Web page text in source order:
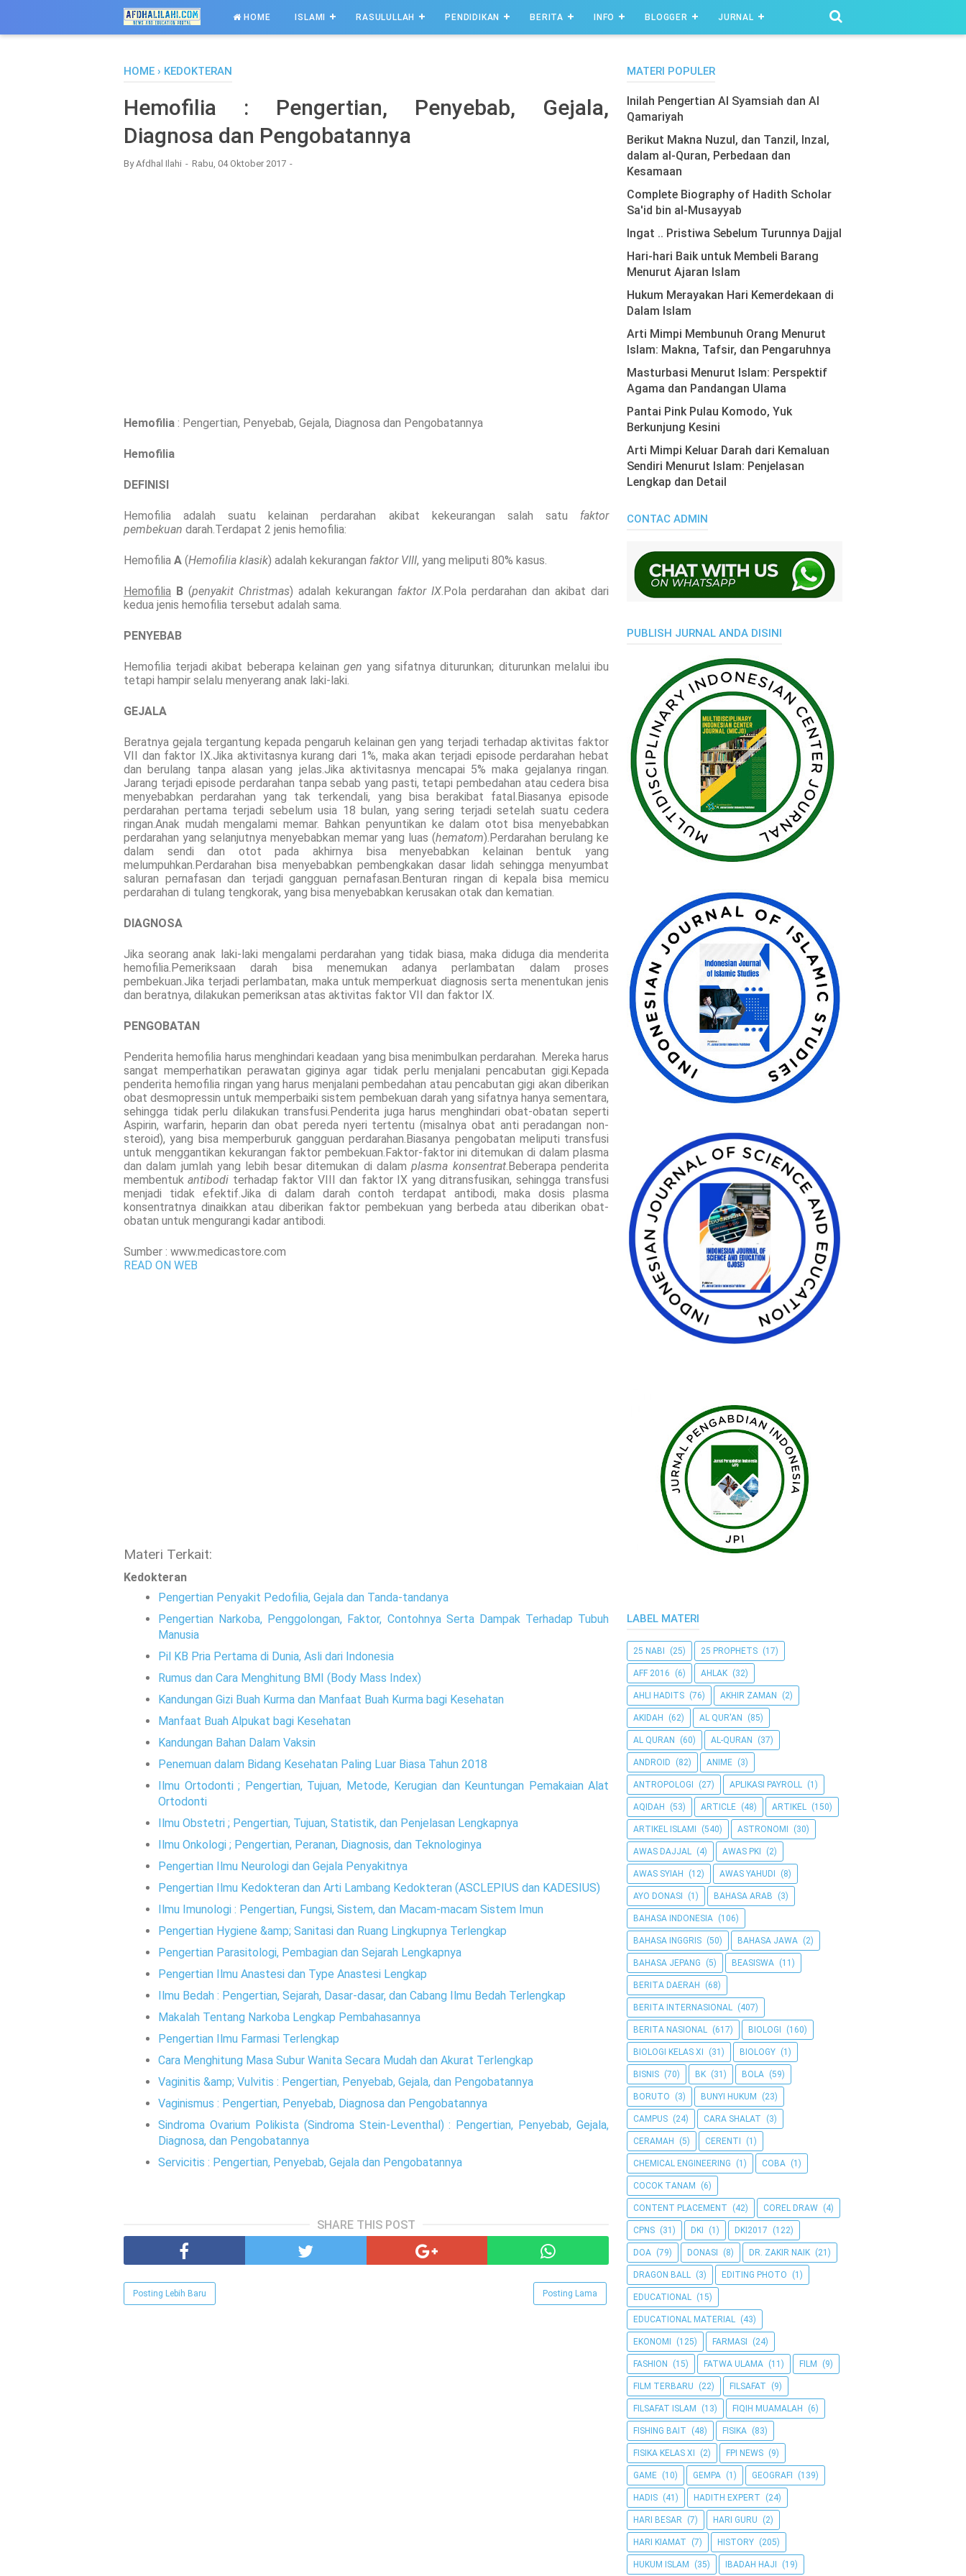
HOME ISLAMI RASULULLAH PENDIDIKAN BERITA INFO BLOGGER JURNAL
HOME › KEDOKTERAN
Hemofilia : Pengertian, Penyebab, Gejala,
Diagnosa dan Pengobatannya
ByAfdhal Ilahi Rabu, 04 Oktober 2017
Hemofilia : Pengertian, Penyebab, Gejala, Diagnosa dan Pengobatannya
Hemofilia
DEFINISI
Hemofilia adalah suatu kelainan perdarahan akibat kekeurangan salah satu faktor
pembekuan darah.Terdapat 2 jenis hemofilia:
Hemofilia A (Hemofilia klasik) adalah kekurangan faktor VIII, yang meliputi 80% kasus.
Hemofilia B (penyakit Christmas) adalah kekurangan faktor IX .Pola perdarahan dan akibat dari
kedua jenis hemofilia tersebut adalah sama.
PENYEBAB
Hemofilia terjadi akibat beberapa kelainan gen yang sifatnya diturunkan; diturunkan melalui ibu
tetapi hampir selalu menyerang anak laki-laki.
GEJALA
Beratnya gejala tergantung kepada pengaruh kelainan gen yang terjadi terhadap aktivitas faktor
VII dan faktor IX.Jika aktivitasnya kurang dari 1%, maka akan terjadi episode perdarahan hebat
dan berulang tanpa alasan yang jelas.Jika aktivitasnya mencapai 5% maka gejalanya ringan.
Jarang terjadi episode perdarahan tanpa sebab yang pasti, tetapi pembedahan atau cedera bisa
menyebabkan perdarahan yang tak terkendali, yang bisa berakibat fatal.Biasanya episode
perdarahan pertama terjadi sebelum usia 18 bulan, yang sering terjadi setelah suatu cedera
ringan.Anak mudah mengalami memar. Bahkan penyuntikan ke dalam otot bisa menyebabkan
perdarahan yang selanjutnya menyebabkan memar yang luas (hematom).Perdarahan berulang ke
dalam sendi dan otot pada akhirnya bisa menyebabkan kelainan bentuk yang
melumpuhkan.Perdarahan bisa menyebabkan pembengkakan dasar lidah sehingga menyumbat
saluran pernafasan dan terjadi gangguan pernafasan.Benturan ringan di kepala bisa memicu
perdarahan di tulang tengkorak, yang bisa menyebabkan kerusakan otak dan kematian.
DIAGNOSA
Jika seorang anak laki-laki mengalami perdarahan yang tidak biasa, maka diduga dia menderita
hemofilia.Pemeriksaan darah bisa menemukan adanya perlambatan dalam proses
pembekuan.Jika terjadi perlambatan, maka untuk memperkuat diagnosis serta menentukan jenis
dan beratnya, dilakukan pemeriksan atas aktivitas faktor VII dan faktor IX.
PENGOBATAN
Penderita hemofilia harus menghindari keadaan yang bisa menimbulkan perdarahan. Mereka harus
sangat memperhatikan perawatan giginya agar tidak perlu menjalani pencabutan gigi.Kepada
penderita hemofilia ringan yang harus menjalani pembedahan atau pencabutan gigi akan diberikan
obat desmopressin untuk memperbaiki sistem pembekuan darah yang sifatnya hanya sementara,
sehingga tidak perlu dilakukan transfusi.Penderita juga harus menghindari obat-obatan seperti
Aspirin, warfarin, heparin dan obat pereda nyeri tertentu (misalnya obat anti peradangan non-
steroid), yang bisa memperburuk gangguan perdarahan.Biasanya pengobatan meliputi transfusi
untuk menggantikan kekurangan faktor pembekuan.Faktor-faktor ini ditemukan di dalam plasma
dan dalam jumlah yang lebih besar ditemukan di dalamplasma konsentrat.Beberapa penderita
membentukantibodi terhadap faktor VIII dan faktor IX yang ditransfusikan, sehingga transfusi
menjadi tidak efektif.Jika di dalam darah contoh terdapat antibodi, maka dosis plasma
konsentratnya dinaikkan atau diberikan faktor pembekuan yang berbeda atau diberikan obat-
obatan untuk mengurangi kadar antibodi.
Sumber : www.medicastore.com
READ ON WEB
Materi Terkait:
Kedokteran
Pengertian Penyakit Pedofilia, Gejala dan Tanda-tandanya
Pengertian Narkoba, Penggolongan, Faktor, Contohnya Serta Dampak Terhadap Tubuh
Manusia
Pil KB Pria Pertama di Dunia, Asli dari Indonesia
Rumus dan Cara Menghitung BMI (Body Mass Index)
Kandungan Gizi Buah Kurma dan Manfaat Buah Kurma bagi Kesehatan
Manfaat Buah Alpukat bagi Kesehatan
Kandungan Bahan Dalam Vaksin
Penemuan dalam Bidang Kesehatan Paling Luar Biasa Tahun 2018
Ilmu Ortodonti ; Pengertian, Tujuan, Metode, Kerugian dan Keuntungan Pemakaian Alat
Ortodonti
Ilmu Obstetri ; Pengertian, Tujuan, Statistik, dan Penjelasan Lengkapnya
Ilmu Onkologi ; Pengertian, Peranan, Diagnosis, dan Teknologinya
Pengertian Ilmu Neurologi dan Gejala Penyakitnya
Pengertian Ilmu Kedokteran dan Arti Lambang Kedokteran (ASCLEPIUS dan KADESIUS)
Ilmu Imunologi : Pengertian, Fungsi, Sistem, dan Macam-macam Sistem Imun
Pengertian Hygiene &amp; Sanitasi dan Ruang Lingkupnya Terlengkap
Pengertian Parasitologi, Pembagian dan Sejarah Lengkapnya
Pengertian Ilmu Anastesi dan Type Anastesi Lengkap
Ilmu Bedah : Pengertian, Sejarah, Dasar-dasar, dan Cabang Ilmu Bedah Terlengkap
Makalah Tentang Narkoba Lengkap Pembahasannya
Pengertian Ilmu Farmasi Terlengkap
Cara Menghitung Masa Subur Wanita Secara Mudah dan Akurat Terlengkap
Vaginitis &amp; Vulvitis : Pengertian, Penyebab, Gejala, dan Pengobatannya
Vaginismus : Pengertian, Penyebab, Diagnosa dan Pengobatannya
Sindroma Ovarium Polikista (Sindroma Stein-Leventhal) : Pengertian, Penyebab, Gejala,
Diagnosa, dan Pengobatannya
Servicitis : Pengertian, Penyebab, Gejala dan Pengobatannya
SHARE THIS POST
Posting Lebih Baru Posting Lama
MATERI POPULER
Inilah Pengertian Al Syamsiah dan Al
Qamariyah
Berikut Makna Nuzul, dan Tanzil, Inzal,
dalam al-Quran, Perbedaan dan
Kesamaan
Complete Biography of Hadith Scholar
Sa'id bin al-Musayyab
Ingat .. Pristiwa Sebelum Turunnya Dajjal
Hari-hari Baik untuk Membeli Barang
Menurut Ajaran Islam
Hukum Merayakan Hari Kemerdekaan di
Dalam Islam
Arti Mimpi Membunuh Orang Menurut
Islam: Makna, Tafsir, dan Pengaruhnya
Masturbasi Menurut Islam: Perspektif
Agama dan Pandangan Ulama
Pantai Pink Pulau Komodo, Yuk
Berkunjung Kesini
Arti Mimpi Keluar Darah dari Kemaluan
Sendiri Menurut Islam: Penjelasan
Lengkap dan Detail
CONTAC ADMIN
PUBLISH JURNAL ANDA DISINI
LABEL MATERI
25 NABI (25) 25 PROPHETS (17)
AFF 2016 (6) AHLAK (32)
AHLI HADITS (76) AKHIR ZAMAN (2)
AKIDAH (62) AL QUR'AN (85)
AL QURAN (60) AL-QURAN (37)
ANDROID (82) ANIME (3)
ANTROPOLOGI (27) APLIKASI PAYROLL (1)
AQIDAH (53) ARTICLE (48) ARTIKEL (150)
ARTIKEL ISLAMI (540) ASTRONOMI (30)
AWAS DAJJAL (4) AWAS PKI (2)
AWAS SYIAH (12) AWAS YAHUDI (8)
AYO DONASI (1) BAHASA ARAB (3)
BAHASA INDONESIA (106)
BAHASA INGGRIS (50) BAHASA JAWA (2)
BAHASA JEPANG (5) BEASISWA (11)
BERITA DAERAH (68)
BERITA INTERNASIONAL (407)
BERITA NASIONAL (617) BIOLOGI (160)
BIOLOGI KELAS XI (31) BIOLOGY (1)
BISNIS (70) BK (31) BOLA (59)
BORUTO (3) BUNYI HUKUM (23)
CAMPUS (24) CARA SHALAT (3)
CERAMAH (5) CERENTI (1)
CHEMICAL ENGINEERING (1) COBA (1)
COCOK TANAM (6)
CONTENT PLACEMENT (42) COREL DRAW (4)
CPNS (31) DKI (1) DKI2017 (122)
DOA (79) DONASI (8) DR. ZAKIR NAIK (21)
DRAGON BALL (3) EDITING PHOTO (1)
EDUCATIONAL (15)
EDUCATIONAL MATERIAL (43)
EKONOMI (125) FARMASI (24)
FASHION (15) FATWA ULAMA (11) FILM (9)
FILM TERBARU (22) FILSAFAT (9)
FILSAFAT ISLAM (13) FIQIH MUAMALAH (6)
FISHING BAIT (48) FISIKA (83)
FISIKA KELAS XI (2) FPI NEWS (9)
GAME (10) GEMPA (1) GEOGRAFI (139)
HADIS (41) HADITH EXPERT (24)
HARI BESAR (7) HARI GURU (2)
HARI KIAMAT (7) HISTORY (205)
HUKUM ISLAM (35) IBADAH HAJI (19)